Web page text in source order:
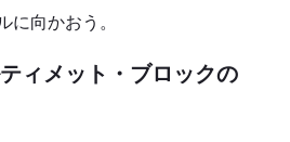
向かおう。
ィメット・ブロックの